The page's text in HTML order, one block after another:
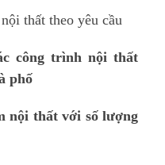
thất theo yêu cầu
công trình nội thất
phố
nội thất với số lượng